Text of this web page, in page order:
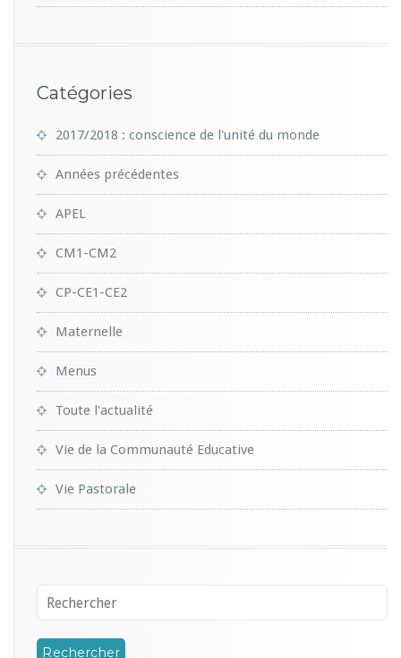
Catégories
2017/2018 : conscience de l'unité du monde
Années précédentes
APEL
CM1-CM2
CP-CE1-CE2
Maternelle
Menus
Toute l'actualité
Vie de la Communauté Educative
Vie Pastorale